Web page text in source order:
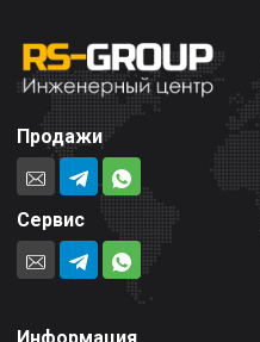
Продажи
Сервис